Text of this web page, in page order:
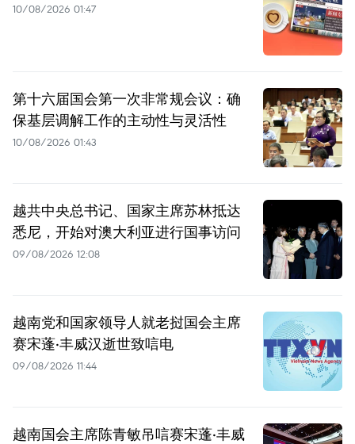
10/08/2026 01:47
第十六届国会第一次非常规会议：确
保基层调解工作的主动性与灵活性
10/08/2026 01:43
越共中央总书记、国家主席苏林抵达
悉尼，开始对澳大利亚进行国事访问
09/08/2026 12:08
越南党和国家领导人就老挝国会主席
赛宋蓬·丰威汉逝世致唁电
09/08/2026 11:44
越南国会主席陈青敏吊唁赛宋蓬·丰威